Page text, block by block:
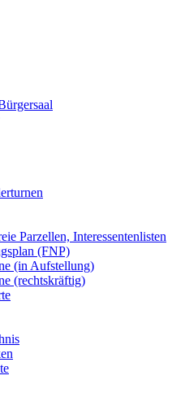
Parzellen, Interessentenlisten
(FNP)
(in Aufstellung)
(rechtskräftig)